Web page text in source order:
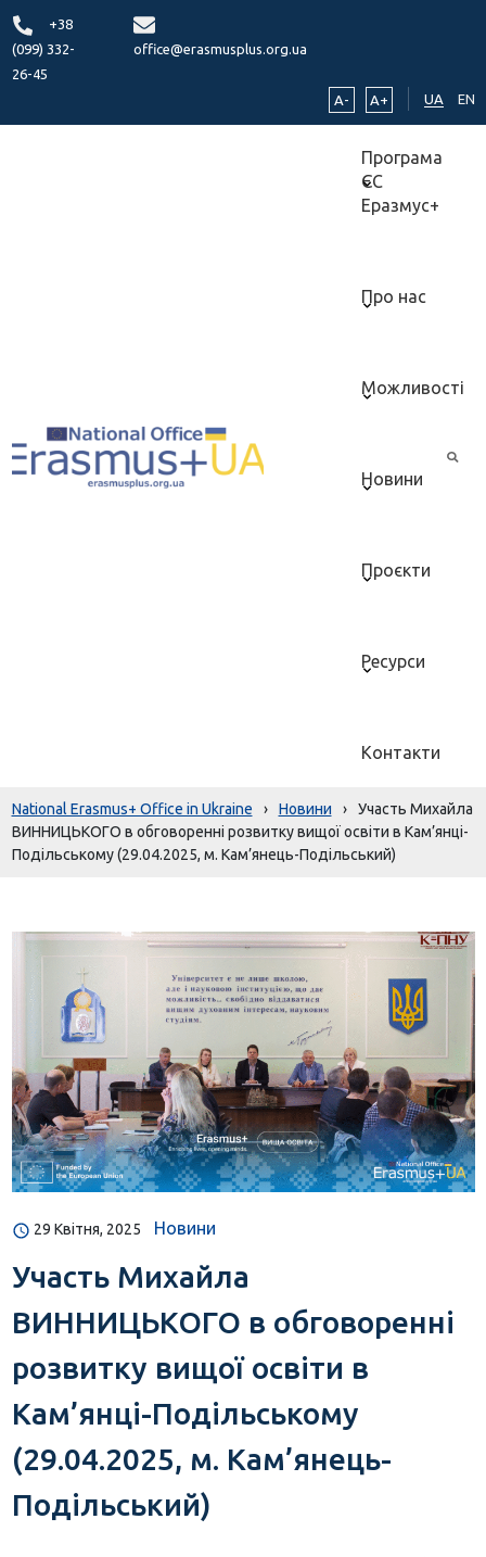
+38
(099) 332-
26-45
office@erasmusplus.org.ua
A- A+ UA EN
Програма
ЄС
Еразмус+
Про нас
Можливості
Новини
Проєкти
Ресурси
Контакти
National Erasmus+ Office in Ukraine › Новини ›
Участь Михайла
ВИННИЦЬКОГО в обговоренні розвитку вищої освіти в Кам’янці-
Подільському (29.04.2025, м. Кам’янець-Подільський)
29 Квітня, 2025 Новини
Участь Михайла
ВИННИЦЬКОГО в обговоренні
розвитку вищої освіти в
Кам’янці-Подільському
(29.04.2025, м. Кам’янець-
Подільський)